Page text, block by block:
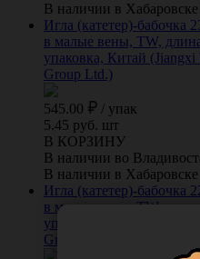
В наличии в Хабаровске
Игла (катетер)-бабочка
в малые вены, TW,
упаковка, Китай
Group Ltd.)
545.00 / упак
5.45 руб. шт
В КОРЗИНУ
В наличии во
В наличии в Хабаровске
Игла (катетер)-бабочка
в малые вены, TW,
упаковка, Китай (Jiangxi
Group Ltd.)